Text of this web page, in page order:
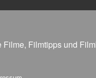
Filme, Filmtipps und